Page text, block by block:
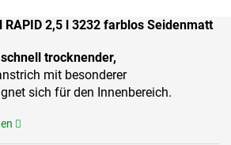
RAPID 2,5 l 3232 farblos Seidenmatt
trocknender,
mit besonderer
sich für den Innenbereich.